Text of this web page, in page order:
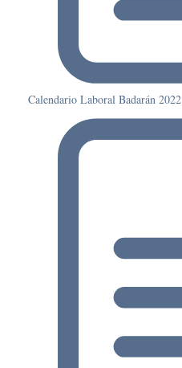
Calendario Laboral Badarán 2022